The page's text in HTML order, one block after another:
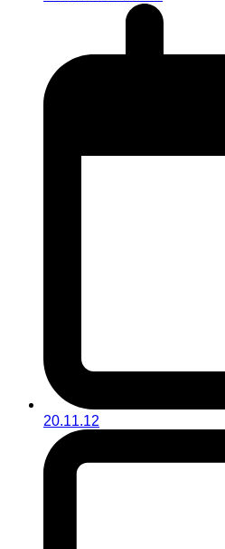
20.11.12